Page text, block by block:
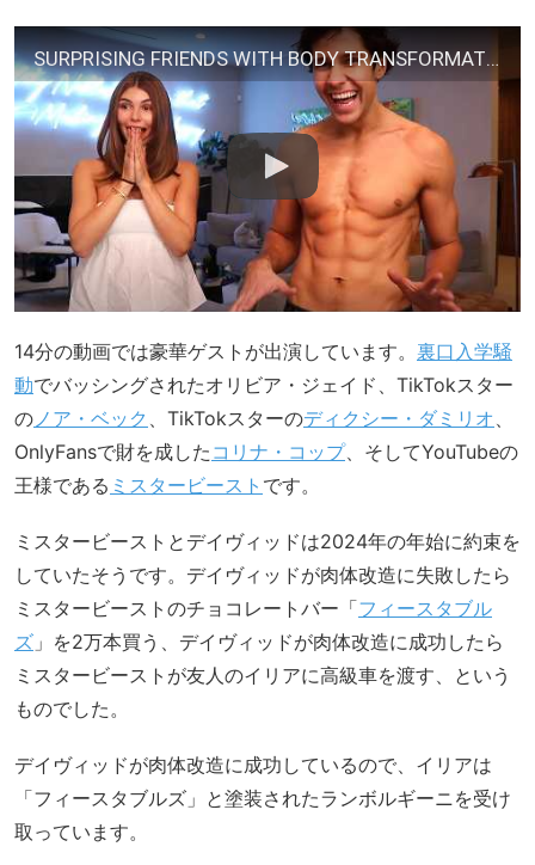
SURPRISING FRIENDS WITH BODY TRANSFORMATION!!
14分の動画では豪華ゲストが出演しています。 裏口入学騒
動でバッシングされたオリビア・ジェイド、TikTokスター
の ノア・ベック 、TikTokスターのディクシー・ダミリオ
OnlyFansで財を成した コリナ・コップ、そしてYouTubeの
王様である ミスタービースト です。
ミスタービーストとデイヴィッドは2024年の年始に約束を
していたそうです。デイヴィッドが肉体改造に失敗したら
ミスタービーストのチョコレートバー「フィースタブル
ズ 」を2万本買う、デイヴィッドが肉体改造に成功したら
ミスタービーストが友人のイリアに高級車を渡す、という
ものでした。
デイヴィッドが肉体改造に成功しているので、イリアは
「フィースタブルズ」と塗装されたランボルギーニを受け
取っています。